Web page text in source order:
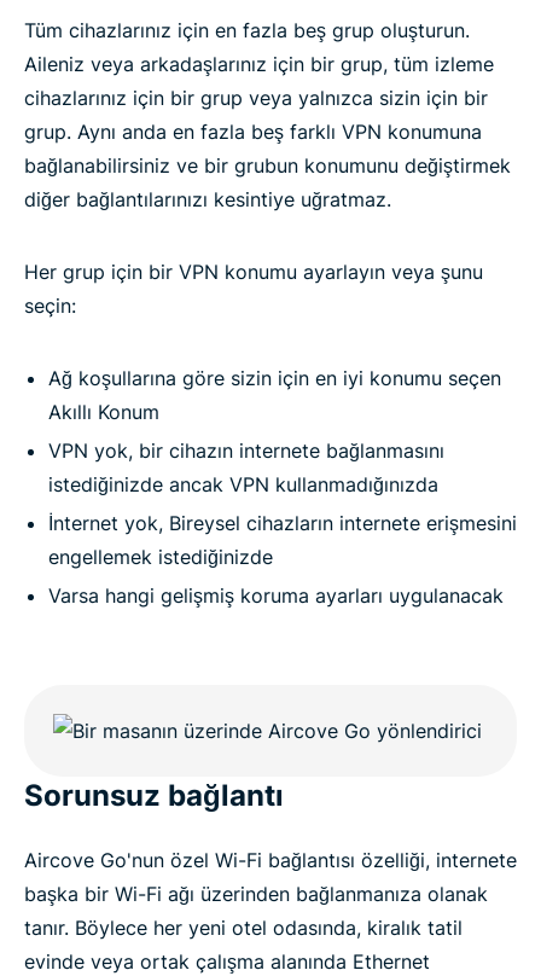
Tüm cihazlarınız için en fazla beş grup oluşturun.
Aileniz veya arkadaşlarınız için bir grup, tüm izleme
cihazlarınız için bir grup veya yalnızca sizin için bir
grup. Aynı anda en fazla beş farklı VPN konumuna
bağlanabilirsiniz ve bir grubun konumunu değiştirmek
diğer bağlantılarınızı kesintiye uğratmaz.
Her grup için bir VPN konumu ayarlayın veya şunu
seçin:
Ağ koşullarına göre sizin için en iyi konumu seçen
Akıllı Konum
VPN yok, bir cihazın internete bağlanmasını
istediğinizde ancak VPN kullanmadığınızda
İnternet yok, Bireysel cihazların internete erişmesini
engellemek istediğinizde
Varsa hangi gelişmiş koruma ayarları uygulanacak
Sorunsuz bağlantı
Aircove Go'nun özel Wi-Fi bağlantısı özelliği, internete
başka bir Wi-Fi ağı üzerinden bağlanmanıza olanak
tanır. Böylece her yeni otel odasında, kiralık tatil
evinde veya ortak çalışma alanında Ethernet